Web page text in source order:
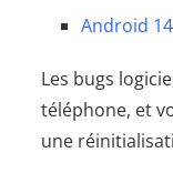
Android
Les bugs
téléphone, et
une